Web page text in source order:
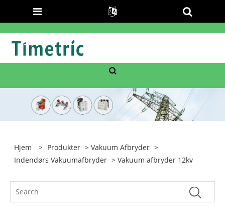
Hjem > Produkter >Vakuum Afbryder >
Indendørs Vakuumafbryder > Vakuum afbryder 12kv